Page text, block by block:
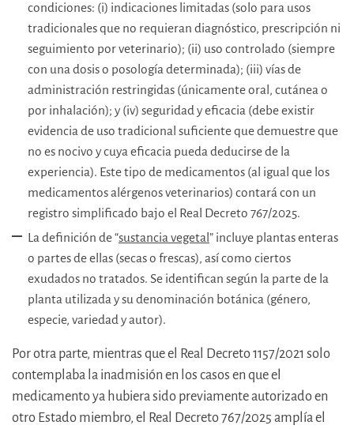
condiciones: (i) indicaciones limitadas (solo para usos
tradicionales que no requieran diagnóstico, prescripción ni
seguimiento por veterinario); (ii) uso controlado (siempre
con una dosis o posología determinada); (iii) vías de
administración restringidas (únicamente oral, cutánea o
por inhalación); y (iv) seguridad y eficacia (debe existir
evidencia de uso tradicional suficiente que demuestre que
no es nocivo y cuya eficacia pueda deducirse de la
experiencia). Este tipo de medicamentos (al igual que los
medicamentos alérgenos veterinarios) contará con un
registro simplificado bajo el Real Decreto 767/2025.
La definición de “sustancia vegetal ” incluye plantas enteras
o partes de ellas (secas o frescas), así como ciertos
exudados no tratados. Se identifican según la parte de la
planta utilizada y su denominación botánica (género,
especie, variedad y autor).
Por otra parte, mientras que el Real Decreto 1157/2021 solo
contemplaba la inadmisión en los casos en que el
medicamento ya hubiera sido previamente autorizado en
otro Estado miembro, el Real Decreto 767/2025 amplía el